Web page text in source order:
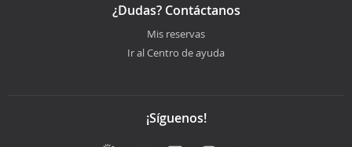
¿Dudas? Contáctanos
Mis reservas
Ir al Centro de ayuda
¡Síguenos!